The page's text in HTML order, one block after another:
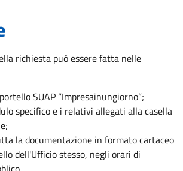
richiesta può essere fatta nelle
SUAP “Impresainungiorno”;
specifico e i relativi allegati alla casella
la documentazione in formato cartaceo
dell'Ufficio stesso, negli orari di